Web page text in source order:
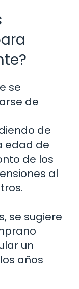
se
de
de
edad de
de los
al
se sugiere
un
años